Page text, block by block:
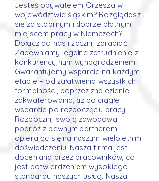
Jesteś obywatelem Orzesza w
województwie śląskim? Rozglądasz
się za stabilnym i dobrze płatnym
miejscem pracy w Niemczech?
Dołącz do nas i zacznij zarabiać!
Zapewniamy legalne zatrudnienie z
konkurencyjnym wynagrodzeniem!
Gwarantujemy wsparcie na każdym
etapie – od załatwienia wszystkich
formalności, poprzez znalezienie
zakwaterowania, aż po ciągłe
wsparcie po rozpoczęciu pracy.
Rozpocznij swoją zawodową
podróż z pewnym partnerem,
opierając się na naszym wieloletnim
doświadczeniu. Nasza firma jest
doceniana przez pracowników, co
jest potwierdzeniem wysokiego
standardu naszych usług. Nasza